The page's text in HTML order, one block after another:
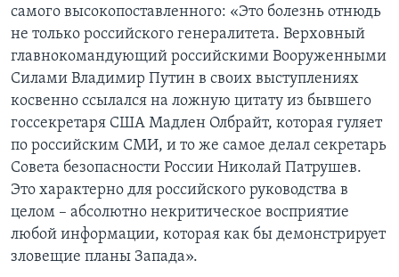
самого высокопоставленного: «Это болезнь отнюдь
не только российского генералитета. Верховный
главнокомандующий российскими Вооруженными
Силами Владимир Путин в своих выступлениях
косвенно ссылался на ложную цитату из бывшего
госсекретаря США Мадлен Олбрайт, которая гуляет
по российским СМИ, и то же самое делал секретарь
Совета безопасности России Николай Патрушев.
Это характерно для российского руководства в
целом – абсолютно некритическое восприятие
любой информации, которая как бы демонстрирует
зловещие планы Запада».